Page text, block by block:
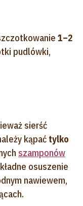
1–2
pudlówki,
sierść
kąpać tylko
szamponów
osuszenie
nawiewem,